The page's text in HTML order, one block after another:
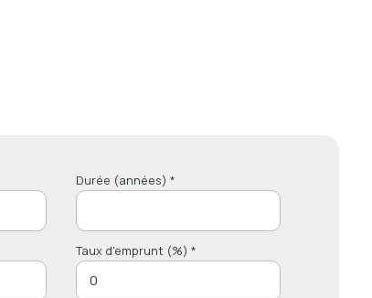
Durée (années) *
Taux d'emprunt (%) *